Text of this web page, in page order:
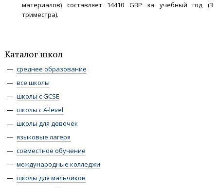
материалов) составляет 14410 GBP за учебный год (3
триместра).
Каталог школ
среднее образование
все школы
школы с GCSE
школы с A-level
школы для девочек
языковые лагеря
совместное обучение
международные колледжи
школы для мальчиков